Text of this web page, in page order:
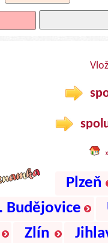
Plzeň
Budějovice
Zlín